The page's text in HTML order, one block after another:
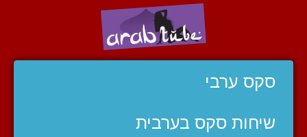
סקס ערבי
שיחות סקס בערבית